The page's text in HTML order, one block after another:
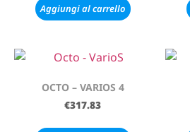
Aggiungi al carrello
OCTO – VARIOS 4
€317.83